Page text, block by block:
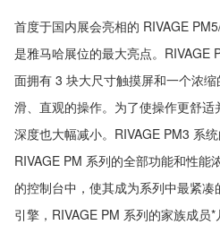
首度于国内展会亮相的 RIVAGE
是雅马哈展位的最大亮点。RIVAGE
面拥有 3 块大尺寸触摸屏和一个浓
滑、直观的操作。为了使操作更舒
深度也大幅减小。RIVAGE PM3 系
RIVAGE PM 系列的全部功能和性能
的控制台中，使其成为系列中最紧
引擎，RIVAGE PM 系列的家族成员